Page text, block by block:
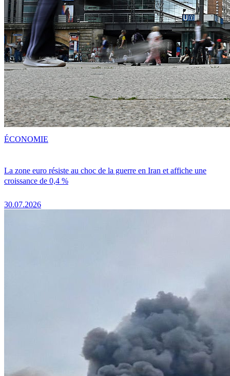
La zone euro résiste au choc de la guerre en Iran et affiche une
croissance de 0,4 %
30.07.2026
ÉCONOMIE